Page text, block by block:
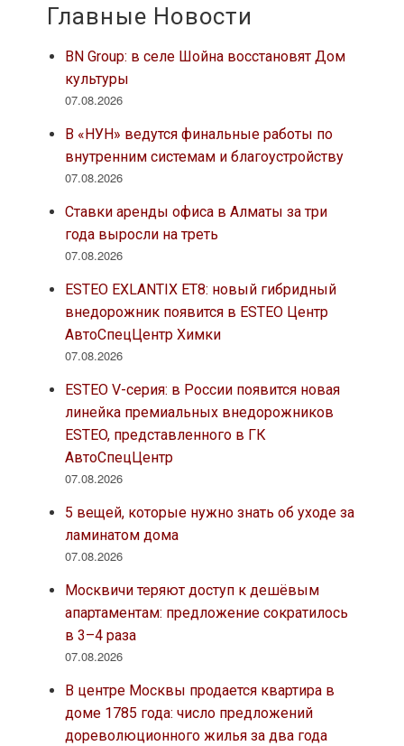
Главные Новости
BN Group: в селе Шойна восстановят Дом
культуры
07.08.2026
В «НУН» ведутся финальные работы по
внутренним системам и благоустройству
07.08.2026
Ставки аренды офиса в Алматы за три
года выросли на треть
07.08.2026
ESTEO EXLANTIX ET8: новый гибридный
внедорожник появится в ESTEO Центр
АвтоСпецЦентр Химки
07.08.2026
ESTEO V-серия: в России появится новая
линейка премиальных внедорожников
ESTEO, представленного в ГК
АвтоСпецЦентр
07.08.2026
5 вещей, которые нужно знать об уходе за
ламинатом дома
07.08.2026
Москвичи теряют доступ к дешёвым
апартаментам: предложение сократилось
в 3–4 раза
07.08.2026
В центре Москвы продается квартира в
доме 1785 года: число предложений
дореволюционного жилья за два года